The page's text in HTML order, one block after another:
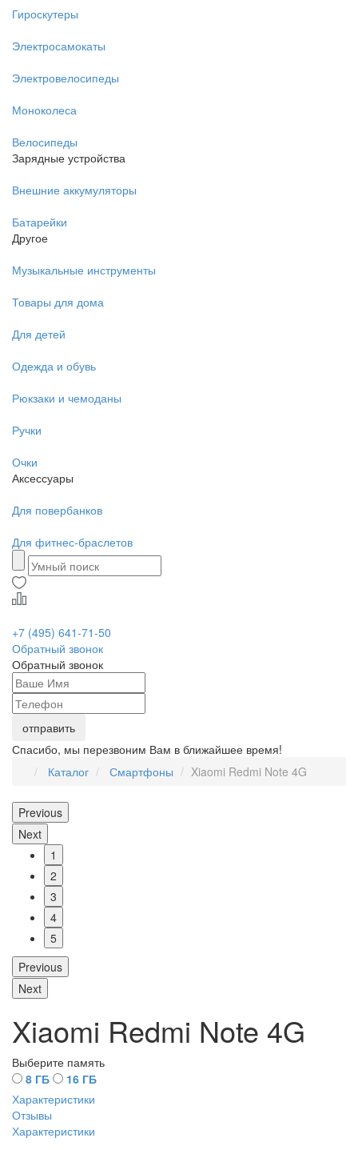
Гироскутеры
Электросамокаты
Электровелосипеды
Моноколеса
Велосипеды
Зарядные устройства
Внешние аккумуляторы
Батарейки
Другое
Музыкальные инструменты
Товары для дома
Для детей
Одежда и обувь
Рюкзаки и чемоданы
Ручки
Очки
Аксессуары
Для повербанков
Для фитнес-браслетов
+7 (495) 641-71-50
Обратный звонок
Обратный звонок
Спасибо, мы перезвоним Вам в ближайшее время!
Каталог
Смартфоны Xiaomi Redmi Note 4G
Previous
Next
1
2
3
4
5
Previous
Next
Xiaomi Redmi Note 4G
Выберите память
8 ГБ
16 ГБ
Характеристики
Отзывы
Характеристики